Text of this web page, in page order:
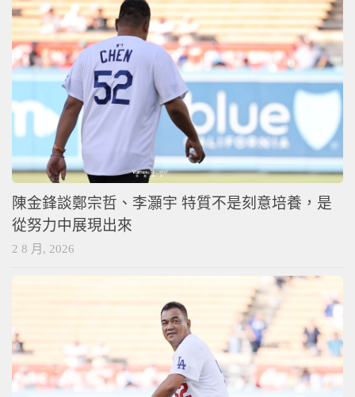
陳金鋒談鄭宗哲、李灝宇 特質不是刻意培養，是
從努力中展現出來
2 8 月, 2026